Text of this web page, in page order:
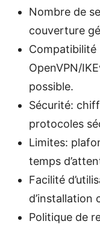
Nombre de
couverture
Compatibilité
OpenVPN/
possible.
Sécurité:
protocoles
Limites:
temps
Facilité
d’installation
Politique de